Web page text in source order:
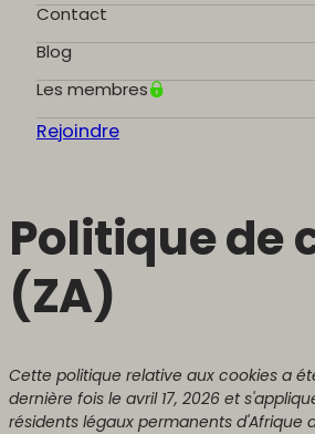
Contact
Blog
Les membres
Rejoindre
Politique de
(ZA)
Cette politique relative aux cookies a
dernière fois le avril 17, 2026 et
résidents légaux permanents d'Afrique